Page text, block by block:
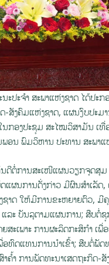
ປະຈຳ ສະພາແຫ່ງຊາດ ໄດ້ປະ
ງຄົມແຫ່ງຊາດ, ແຜນງົບປະມ
ອງປະຊຸມ ສະໄໝວິສາມັນ ເທື່
ອນ ພົມວິຫານ ປະທານ ສະພາແ
ນດີຕໍ່ການສະເໜີແຜນວຽກຈຸດສຸ
ຜນການດັ່ງກ່າວ ມີຜົນສໍາເລັດ,
ດ ໃຫ້ມີການຂະຫຍາຍຕົວ, ມີ
ະ ບັນລຸຕາມແຜນການ; ສືບຕໍ່
ະເພາະ ການຜະລິດກະສິກຳ ເ
ອທົດແທນການນໍາເຂົ້າ; ສືບຕໍ່ພັ
ຄໍ້າ ການພັດທະນາເສດຖະກິດ-